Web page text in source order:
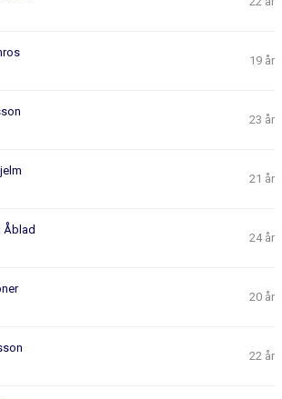
19 år
23 år
21 år
Åblad
24 år
20 år
22 år